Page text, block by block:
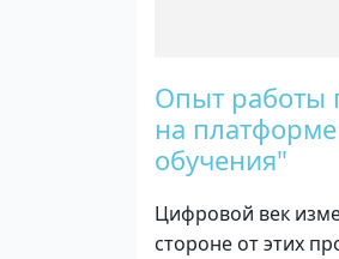
Опыт работы
на
обучения"
Цифровой век
стороне от этих